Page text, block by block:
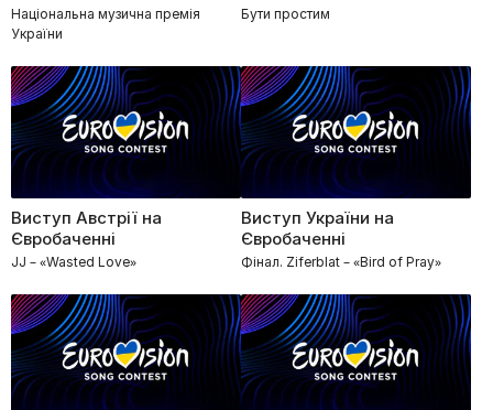
Національна музична премія
України
Бути простим
Виступ Австрії на
Євробаченні
JJ – «Wasted Love»
Виступ України на
Євробаченні
Фінал. Ziferblat – «Bird of Pray»